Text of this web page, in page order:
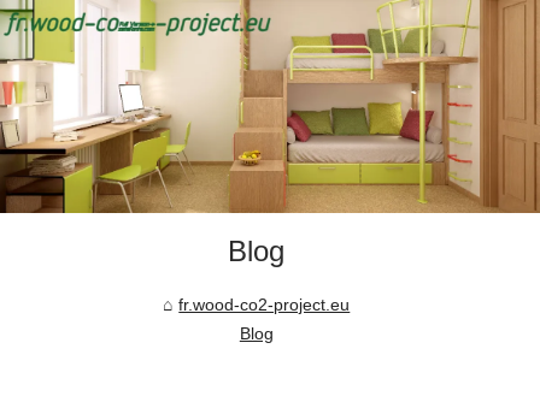
Blog
fr.wood-co2-project.eu
Blog